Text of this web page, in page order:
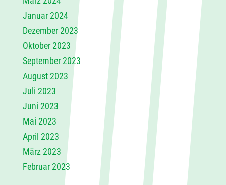
Januar 2024
Dezember 2023
Oktober 2023
September 2023
August 2023
Juli 2023
Juni 2023
Mai 2023
April 2023
März 2023
Februar 2023